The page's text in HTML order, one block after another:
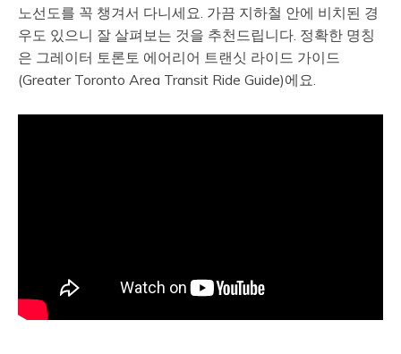
노선도를 꼭 챙겨서 다니세요. 가끔 지하철 안에 비치된 경
우도 있으니 잘 살펴보는 것을 추천드립니다. 정확한 명칭
은 그레이터 토론토 에어리어 트랜싯 라이드 가이드
(Greater Toronto Area Transit Ride Guide)에요.